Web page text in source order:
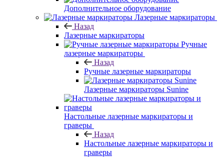
Дополнительное оборудование
Лазерные маркираторы
Назад
Лазерные маркираторы
Ручные
лазерные маркираторы
Назад
Ручные лазерные маркираторы
Лазерные маркираторы Sunine
Настольные лазерные маркираторы и
граверы
Назад
Настольные лазерные маркираторы и
граверы